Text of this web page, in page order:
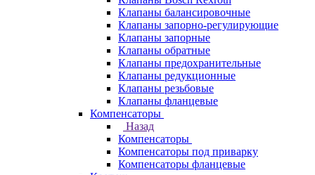
Клапаны балансировочные
Клапаны запорно-регулирующие
Клапаны запорные
Клапаны обратные
Клапаны предохранительные
Клапаны редукционные
Клапаны резьбовые
Клапаны фланцевые
Компенсаторы
Назад
Компенсаторы
Компенсаторы под приварку
Компенсаторы фланцевые